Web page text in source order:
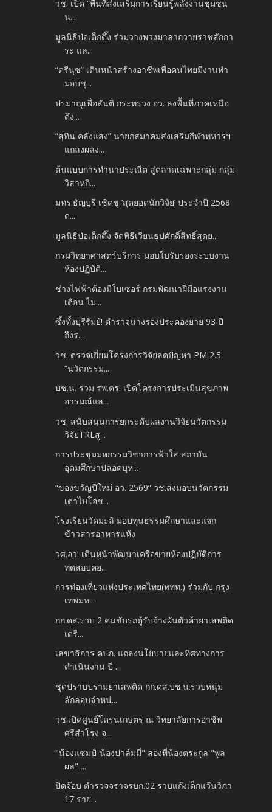
วช. เปิด “พื้นที่ส่งเสริมการเรียนรู้พลังงานชุมชน
น...
มูลนิธิป่อเต็กตึ๊ง ร่วมวางพวงมาลาถวายราชสักกา
ระ แล...
“ตรีนุช” เดินหน้าสร้างอาชีพเพื่อคนไทยมีงานทำ
มอบชุ...
ปรมาณูเพื่อสันติ กระทรวง อว. ลงพื้นที่ภาคเหนือ
ดึง...
“สุทิน คลังแสง” นายกสมาคมส่งเสริมกีฬาทหารฯ
แถลงผลง...
ต้นแบบการทำนาประณีต สู่ตลาดเฉพาะกลุ่ม กลุ่ม
วิสาหกิ...
มทร.ธัญบุรี เชิดชู ‘สุดยอดนักวิจัย’ ประจำปี 2568
ด...
มูลนิธิป่อเต็กตึ๊ง จัดพิธีเวียนธูปศักดิ์สิทธิ์สุดย...
กรมวิทยาศาสตร์บริการ มอบใบรับรองระบบงาน
ห้องปฏิบัติ...
ช่างไฟฟ้าต้องมีใบเซอร์ กรมพัฒนาฝีมือแรงงาน
เตือน ไม...
ซึ้งทั้งบุรีรัมย์! ตำรวจนางรองประคองยาย 93 ปี
ถึงร...
วช. ตรวจเยี่ยมโครงการวิจัยลดปัญหา PM 2.5
“นวัตกรรม...
บช.น. ร่วม รพ.ตร. เปิดโครงการประเมินสุขภาพ
อารมณ์แล...
วช. สนับสนุนการยกระดับผลงานวิจัยนวัตกรรม
วิจัยTRLสู...
การประชุมมหกรรมวิชาการฟ้าใส สถาบัน
อุดมศึกษาปลอดบุห...
“ของขวัญปีใหม่ อว. 2569” วช.ส่งมอบนวัตกรรม
เตาไบโอช...
โรงเรียนวัดมะลิ มอบทุนธรรมศึกษาและแจก
ข้าวสารอาหารแห้ง
วศ.อว. เดินหน้าพัฒนาเครือข่ายห้องปฏิบัติการ
ทดสอบคอ...
การท่องเที่ยวแห่งประเทศไทย(ททท.) ร่วมกับ กรุง
เทพมห...
กก.ดส.รวบ 2 คนขับรถตู้รับจ้างผันตัวค้ายาเสพติด
เตรี...
เลขาธิการ คปภ. แถลงนโยบายและทิศทางการ
ดำเนินงาน ปี ...
ชุดปราบปรามยาเสพติด กก.ดส.บช.น.รวบหนุ่ม
ลักลอบจำหน่...
วช.เปิดศูนย์โดรนเกษตร ณ วิทยาลัยการอาชีพ
ศรีสำโรง จ...
"น้องแชมป์-น้องปาล์มมี่" สองพี่น้องตระกูล "พูล
ผล" ...
ปิดจ๊อบ ตำรวจจราจรบก.02 รวบแก๊งเด็กแว๊นวิภา
17 ราย...